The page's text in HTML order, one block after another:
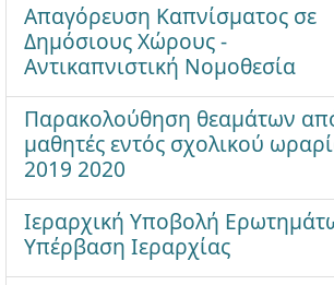
Απαγόρευση Καπνίσματος σε
Δημόσιους Χώρους -
Αντικαπνιστική Νομοθεσία
Παρακολούθηση θεαμάτων
μαθητές εντός σχολικού
2019 2020
Ιεραρχική Υποβολή
Υπέρβαση Ιεραρχίας